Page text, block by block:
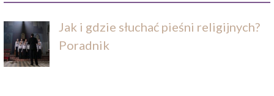
Jak i gdzie słuchać pieśni religijnych?
Poradnik